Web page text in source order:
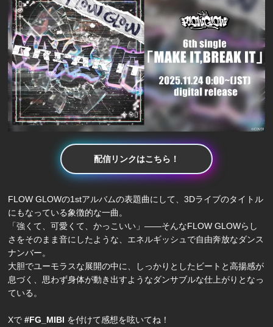
配信リンクはこちら！
FLOW GLOWの1stアルバムの表題曲にして、3Dライブのタイトル
にもなっている象徴的な一曲。
「強くて、可愛くて、かっこいい」――そんなFLOW GLOWらし
さをそのまま音にしたような、エネルギッシュで自由奔放なダンス
ナンバー。
大胆でユーモラスな展開の中に、しっかりとしたビートと高揚感が
息づく、思わず身体が動き出すようなダンサブルな仕上がりとなっ
ている。
Xで#FG_MIBI を付けて感想を呟いてね！